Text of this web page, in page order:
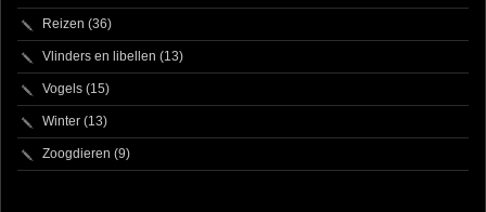
Reizen (36)
Vlinders en libellen (13)
Vogels (15)
Winter (13)
Zoogdieren (9)